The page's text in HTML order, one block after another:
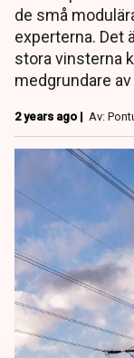
de små
experterna. Det
stora vinsterna
medgrundare
2 years ago | Av: